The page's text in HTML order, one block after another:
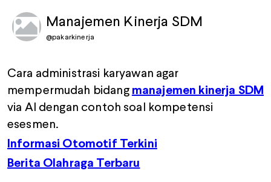
Manajemen Kinerja SDM
@pakarkinerja
Cara administrasi karyawan agar
mempermudah bidang manajemen kinerja SDM
via AI dengan contoh soal kompetensi
esesmen.
Informasi Otomotif Terkini
Berita Olahraga Terbaru